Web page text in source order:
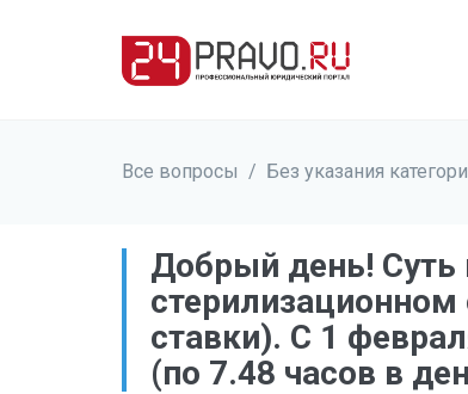
Все вопросы / Без указания
Добрый день! Суть
ставки). С 1
(по 7.48 часов в